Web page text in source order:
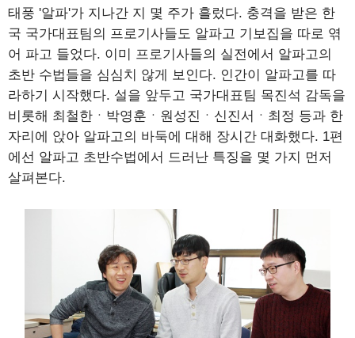
태풍 '알파'가 지나간 지 몇 주가 흘렀다. 충격을 받은 한
국 국가대표팀의 프로기사들도 알파고 기보집을 따로 엮
어 파고 들었다. 이미 프로기사들의 실전에서 알파고의
초반 수법들을 심심치 않게 보인다. 인간이 알파고를 따
라하기 시작했다. 설을 앞두고 국가대표팀 목진석 감독을
비롯해 최철한ㆍ박영훈ㆍ원성진ㆍ신진서ㆍ최정 등과 한
자리에 앉아 알파고의 바둑에 대해 장시간 대화했다. 1편
에선 알파고 초반수법에서 드러난 특징을 몇 가지 먼저
살펴본다.